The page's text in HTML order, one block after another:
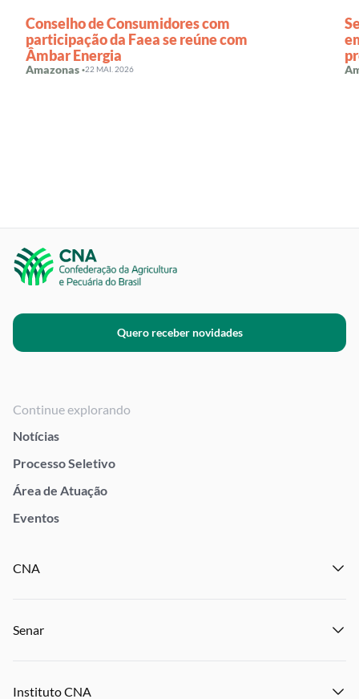
Conselho de Consumidores com
participação da Faea se reúne com
Âmbar Energia
Amazonas ·22 MAI. 2026
Quero receber novidades
Continue explorando
Notícias
Processo Seletivo
Área de Atuação
Eventos
CNA
Senar
Instituto CNA